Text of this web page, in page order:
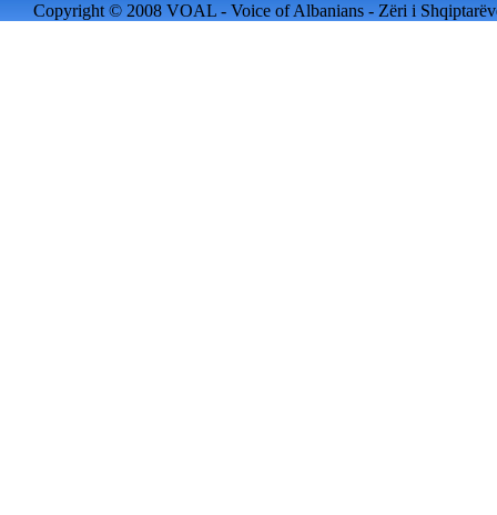
Copyright © 2008 VOAL - Voice of Albanians - Zëri i